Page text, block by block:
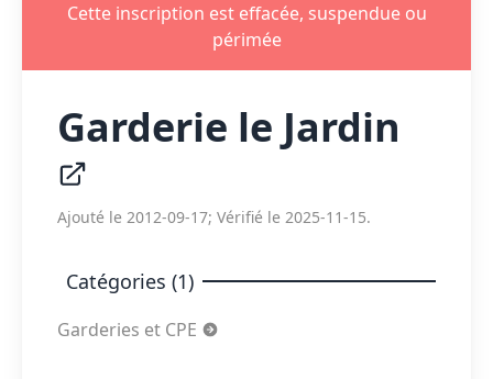
Cette inscription est effacée, suspendue ou
périmée
Garderie le Jardin
Ajouté le 2012-09-17; Vérifié le 2025-11-15.
Catégories (1)
Garderies et CPE